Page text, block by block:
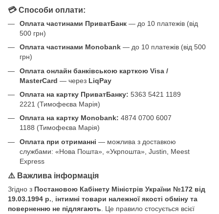
💳 Способи оплати:
Оплата частинами ПриватБанк — до 10 платежів (від
500 грн)
Оплата частинами Monobank — до 10 платежів (від 500
грн)
Оплата онлайн банківською карткою Visa /
MasterCard — через LiqPay
Оплата на картку ПриватБанку: 5363 5421 1189
2221 (Тимофеєва Марія)
Оплата на картку Monobank: 4874 0700 6007
1188 (Тимофеєва Марія)
Оплата при отриманні — можлива з доставкою
службами: «Нова Пошта», «Укрпошта», Justin, Meest
Express
⚠️ Важлива інформація
Згідно з Постановою Кабінету Міністрів України №172 від
19.03.1994 р.
інтимні товари належної якості обміну та
поверненню не підлягають . Це правило стосується всієї